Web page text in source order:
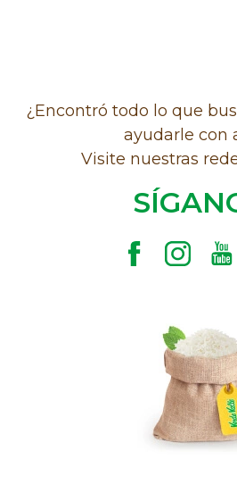
¿Encontró todo lo que
ayudarle con
Visite nuestras